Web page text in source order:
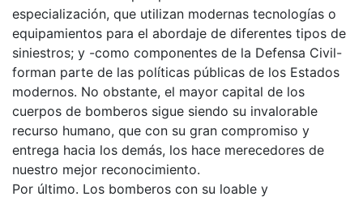
especialización, que utilizan modernas tecnologías o
equipamientos para el abordaje de diferentes tipos de
siniestros; y -como componentes de la Defensa Civil-
forman parte de las políticas públicas de los Estados
modernos. No obstante, el mayor capital de los
cuerpos de bomberos sigue siendo su invalorable
recurso humano, que con su gran compromiso y
entrega hacia los demás, los hace merecedores de
nuestro mejor reconocimiento.
Por último. Los bomberos con su loable y